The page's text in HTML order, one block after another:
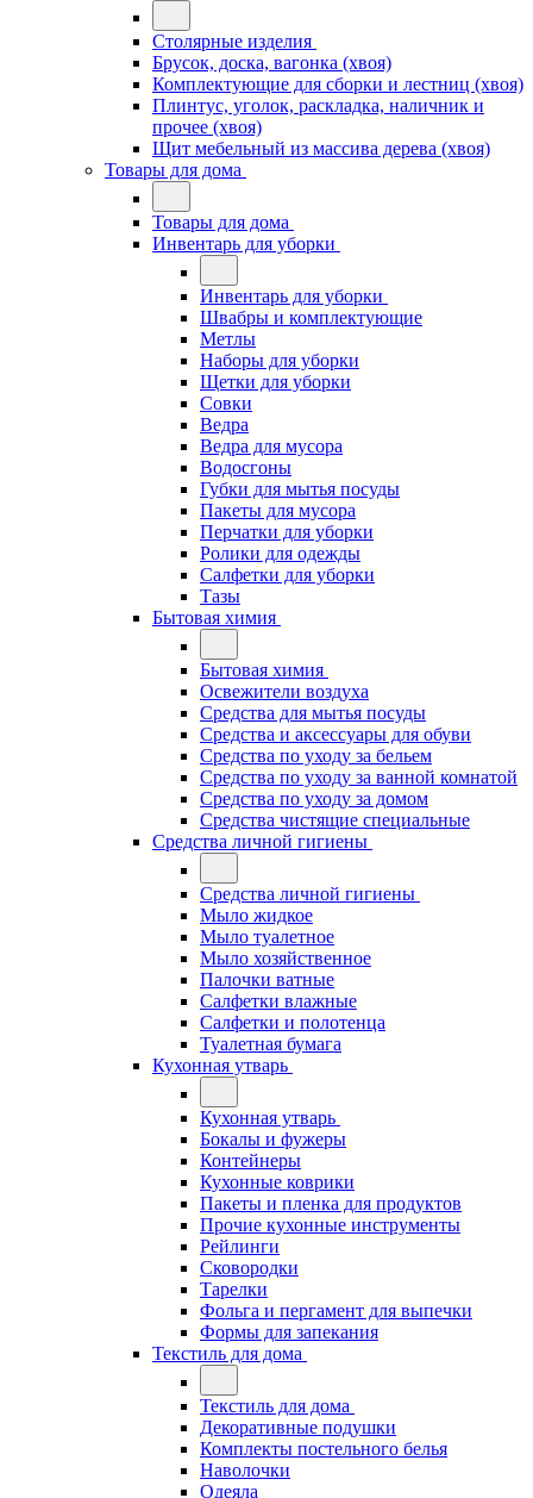
Столярные изделия
Брусок, доска, вагонка (хвоя)
Комплектующие для сборки и лестниц (хвоя)
Плинтус, уголок, раскладка, наличник и
прочее (хвоя)
Щит мебельный из массива дерева (хвоя)
Товары для дома
Товары для дома
Инвентарь для уборки
Инвентарь для уборки
Швабры и комплектующие
Метлы
Наборы для уборки
Щетки для уборки
Совки
Ведра
Ведра для мусора
Водосгоны
Губки для мытья посуды
Пакеты для мусора
Перчатки для уборки
Ролики для одежды
Салфетки для уборки
Тазы
Бытовая химия
Бытовая химия
Освежители воздуха
Средства для мытья посуды
Средства и аксессуары для обуви
Средства по уходу за бельем
Средства по уходу за ванной комнатой
Средства по уходу за домом
Средства чистящие специальные
Средства личной гигиены
Средства личной гигиены
Мыло жидкое
Мыло туалетное
Мыло хозяйственное
Палочки ватные
Салфетки влажные
Салфетки и полотенца
Туалетная бумага
Кухонная утварь
Кухонная утварь
Бокалы и фужеры
Контейнеры
Кухонные коврики
Пакеты и пленка для продуктов
Прочие кухонные инструменты
Рейлинги
Сковородки
Тарелки
Фольга и пергамент для выпечки
Формы для запекания
Текстиль для дома
Текстиль для дома
Декоративные подушки
Комплекты постельного белья
Наволочки
Одеяла